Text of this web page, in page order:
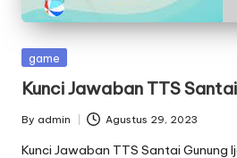
Posted
game
Kunci Jawaban TTS
Posted
by
By admin Agustus 29, 2023
Kunci Jawaban TTS Santai Gunung